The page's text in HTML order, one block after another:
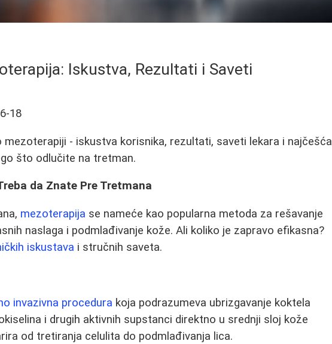
Iskustva, Rezultati i Saveti
18
- iskustva korisnika, rezultati, saveti lekara i najčešća
što odlučite na tretman.
da Znate Pre Tretmana
mezoterapija se nameće kao popularna metoda za rešavanje
naslaga i podmlađivanje kože. Ali koliko je zapravo efikasna?
iskustava i stručnih saveta.
invazivna procedura koja podrazumeva ubrizgavanje koktela
i drugih aktivnih supstanci direktno u srednji sloj kože
od tretiranja celulita do podmlađivanja lica.